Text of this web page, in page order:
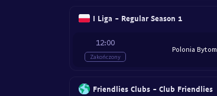
I Liga - Regular Season 1
12:00
Zakończony
Polonia Bytom
Friendlies Clubs - Club Friendlies